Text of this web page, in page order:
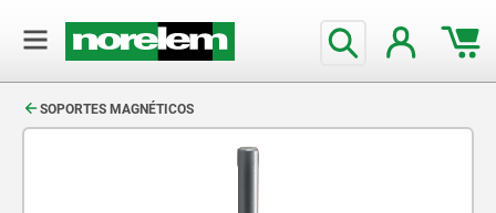
SOPORTES MAGNÉTICOS